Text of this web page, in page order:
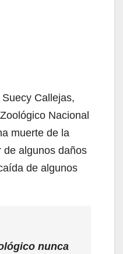
Callejas,
Nacional
muerte de la
de algunos daños
de algunos
nunca